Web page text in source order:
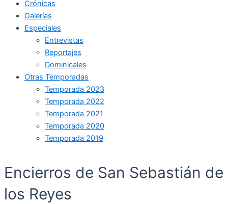
Crónicas
Galerías
Especiales
Entrevistas
Reportajes
Dominicales
Otras Temporadas
Temporada 2023
Temporada 2022
Temporada 2021
Temporada 2020
Temporada 2019
Encierros de San Sebastián de
los Reyes